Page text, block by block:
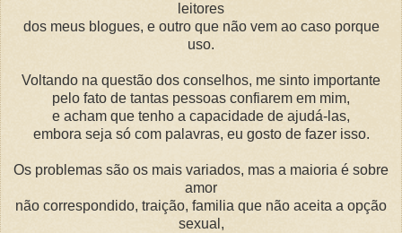
leitores
dos meus blogues, e outro que não vem ao caso porque
uso.
Voltando na questão dos conselhos, me sinto importante
pelo fato de tantas pessoas confiarem em mim,
e acham que tenho a capacidade de ajudá-las,
embora seja só com palavras, eu gosto de fazer isso.
Os problemas são os mais variados, mas a maioria é sobre
amor
não correspondido, traição, familia que não aceita a opção
sexual,